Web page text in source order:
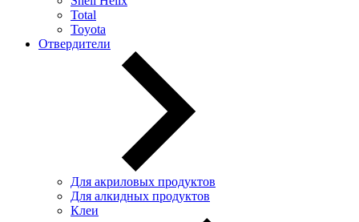
Total
Toyota
Отвердители
Для акриловых продуктов
Для алкидных продуктов
Клеи